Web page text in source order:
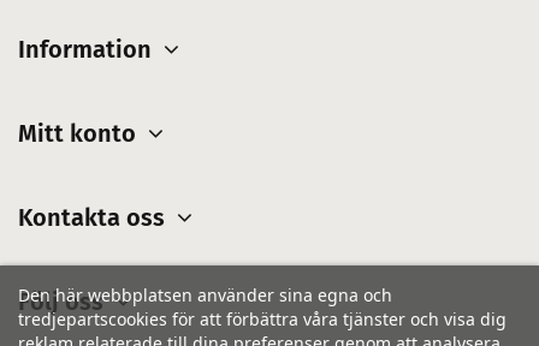
Information
Mitt konto
Kontakta oss
Den här webbplatsen använder sina egna och
tredjepartscookies för att förbättra våra tjänster och visa dig
Följ oss